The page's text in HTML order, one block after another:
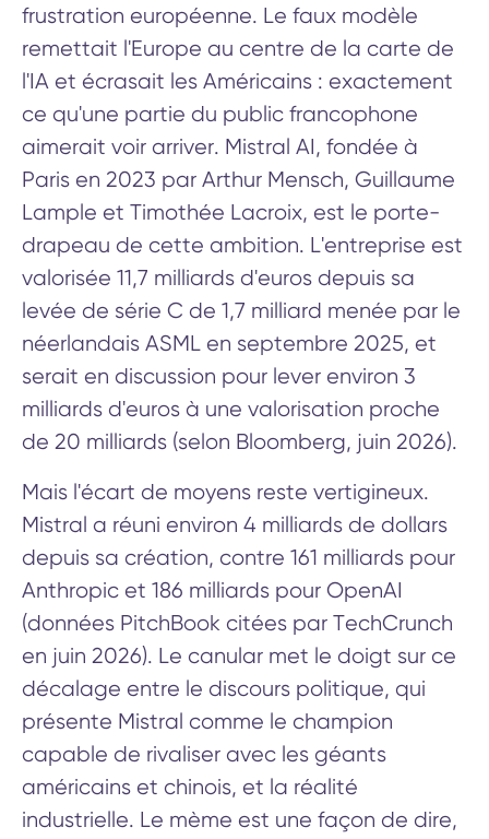
frustration européenne. Le faux modèle
remettait l'Europe au centre de la carte de
l'IA et écrasait les Américains : exactement
ce qu'une partie du public francophone
aimerait voir arriver. Mistral AI, fondée à
Paris en 2023 par Arthur Mensch, Guillaume
Lample et Timothée Lacroix, est le porte-
drapeau de cette ambition. L'entreprise est
valorisée 11,7 milliards d'euros depuis sa
levée de série C de 1,7 milliard menée par le
néerlandais ASML en septembre 2025, et
serait en discussion pour lever environ 3
milliards d'euros à une valorisation proche
de 20 milliards (selon Bloomberg, juin 2026).
Mais l'écart de moyens reste vertigineux.
Mistral a réuni environ 4 milliards de dollars
depuis sa création, contre 161 milliards pour
Anthropic et 186 milliards pour OpenAI
(données PitchBook citées par TechCrunch
en juin 2026). Le canular met le doigt sur ce
décalage entre le discours politique, qui
présente Mistral comme le champion
capable de rivaliser avec les géants
américains et chinois, et la réalité
industrielle. Le mème est une façon de dire,